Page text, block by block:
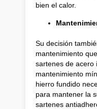
bien el calor.
Su decisión
mantenimiento
sartenes de acero
mantenimiento
hierro fundido
para mantener la
sartenes